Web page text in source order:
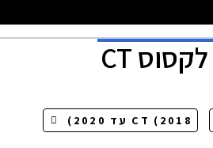
לקסוס CT